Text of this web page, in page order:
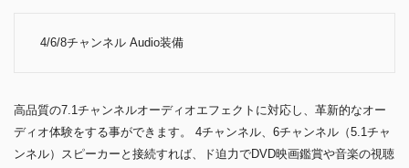
4/6/8チャンネル Audio装備
高品質の7.1チャンネルオーディオエフェクトに対応し、革新的なオー
ディオ体験をする事ができます。 4チャンネル、6チャンネル（5.1チャ
ンネル）スピーカーと接続すれば、ド迫力でDVD映画鑑賞や音楽の視聴